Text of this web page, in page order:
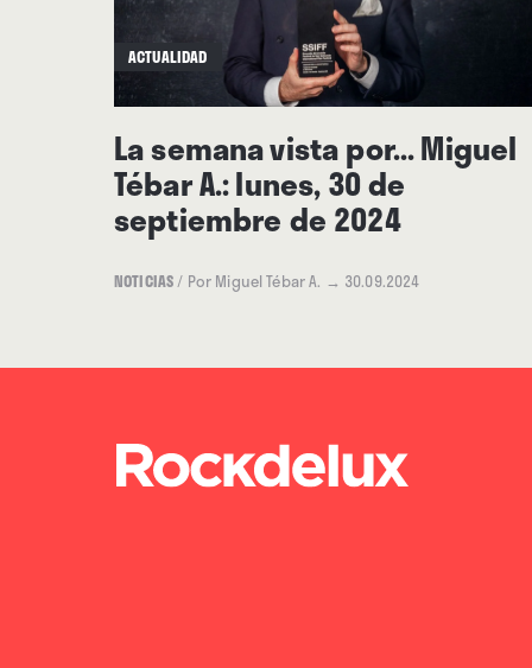
ACTUALIDAD
La semana vista por... Miguel
Tébar A.: lunes, 30 de
septiembre de 2024
NOTICIAS/ Por Miguel Tébar A. → 30.09.2024